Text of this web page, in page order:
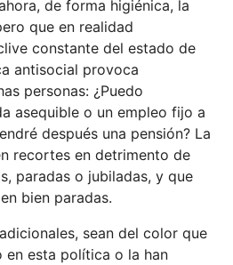
de forma higiénica, la
que en realidad
constante del estado de
antisocial provoca
personas: ¿Puedo
asequible o un empleo fijo a
después una pensión? La
recortes en detrimento de
paradas o jubiladas, y que
bien paradas.
sean del color que
en esta política o la han